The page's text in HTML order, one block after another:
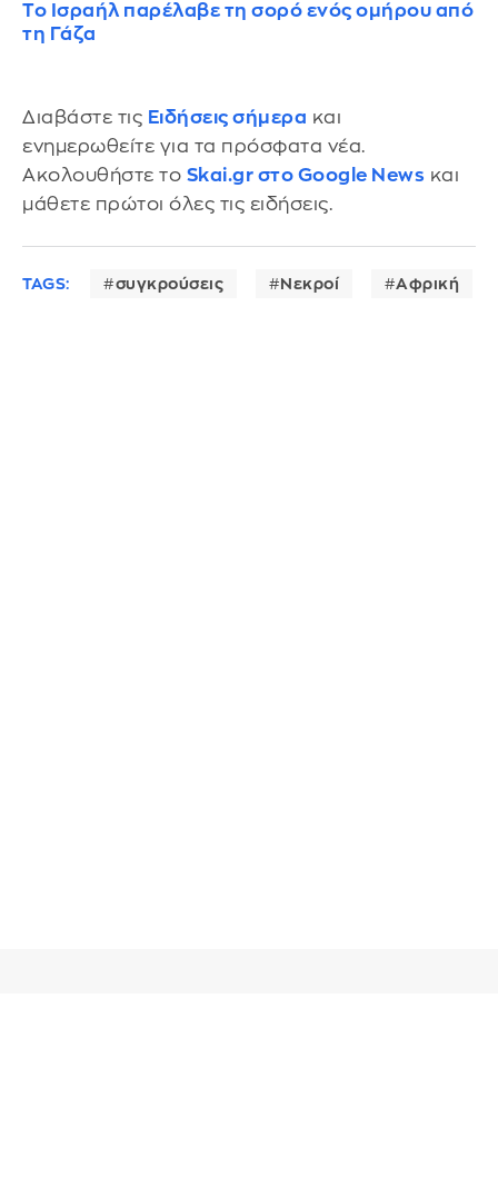
Το Ισραήλ παρέλαβε τη σορό ενός ομήρου από
τη Γάζα
Διαβάστε τις Ειδήσεις σήμερα και
ενημερωθείτε για τα πρόσφατα νέα.
Ακολουθήστε το Skai.gr στο Google News και
μάθετε πρώτοι όλες τις ειδήσεις.
TAGS: συγκρούσεις Νεκροί Αφρική